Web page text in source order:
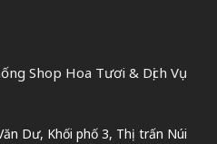
Shop Hoa Tươi & Dịch Vụ
Dư, Khối phố 3, Thị trấn Núi